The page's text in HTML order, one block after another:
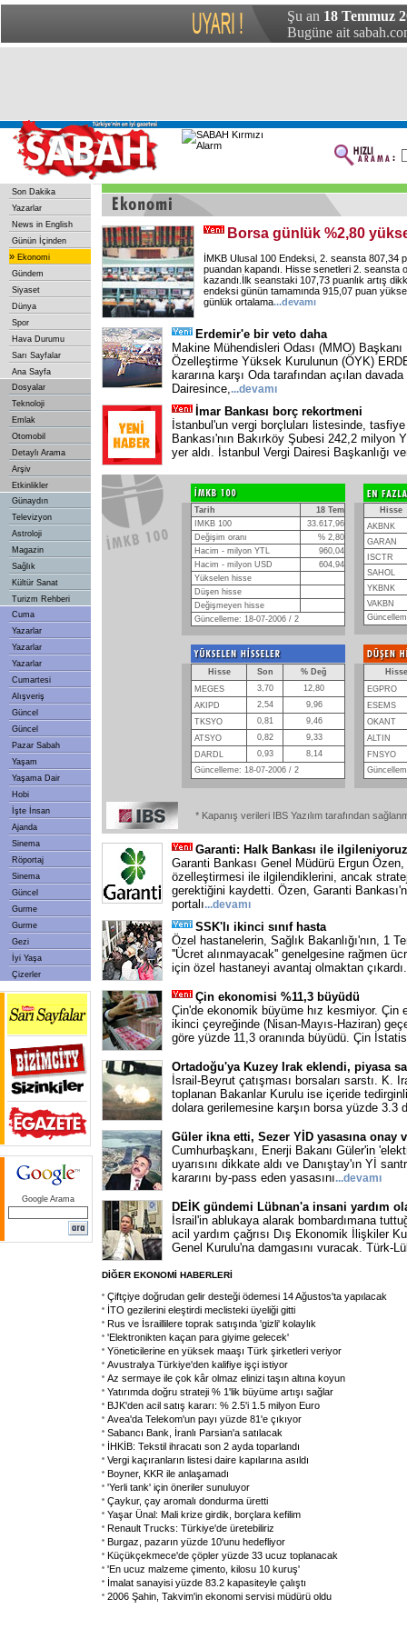
Şu an 18 Temmuz
Bugüne ait
Son Dakika
Yazarlar
News in English
Günün İçinden
» Ekonomi
Gündem
Siyaset
Dünya
Spor
Hava Durumu
Sarı Sayfalar
Ana Sayfa
Dosyalar
Teknoloji
Emlak
Otomobil
Detaylı Arama
Arşiv
Etkinlikler
Günaydın
Televizyon
Astroloji
Magazin
Sağlık
Kültür Sanat
Turizm Rehberi
Cuma
Yazarlar
Yazarlar
Yazarlar
Cumartesi
Alışveriş
Güncel
Güncel
Pazar Sabah
Yaşam
Yaşama Dair
Hobi
İşte İnsan
Ajanda
Sinema
Röportaj
Sinema
Güncel
Gurme
Gurme
Gezi
İyi Yaşa
Çizerler
Google Arama
Borsa günlük %2,80
İMKB Ulusal 100 Endeksi, 2. seansta 807,34
puandan kapandı. Hisse senetleri 2. seansta
kazandı.İlk seanstaki 107,73 puanlık artış
endeksi günün tamamında 915,07 puan
günlük ortalama...devamı
Erdemir'e bir veto daha
Makine Mühendisleri Odası (MMO)
Özelleştirme Yüksek Kurulunun (ÖYK)
kararına karşı Oda tarafından açılan
Dairesince,...devamı
İmar Bankası borç rekortmeni
İstanbul'un vergi borçluları listesinde,
Bankası'nın Bakırköy Şubesi 242,2 milyon
yer aldı. İstanbul Vergi Dairesi Başkanlığı
Tarih
18 Tem
IMKB 100
33.617,96
Değişim oranı
% 2,80
Hacim - milyon YTL
960,04
Hacim - milyon USD
604,94
Yükselen hisse
Düşen hisse
Değişmeyen hisse
Güncelleme: 18-07-2006 / 2
Hisse
AKBNK
GARAN
ISCTR
SAHOL
YKBNK
VAKBN
Hisse Son
% Değ
MEGES
3,70
12,80
AKIPD
2,54
9,96
TKSYO
0,81
9,46
ATSYO
0,82
9,33
DARDL
0,93
8,14
Güncelleme: 18-07-2006 / 2
Hisse
EGPRO
ESEMS
OKANT
ALTIN
FNSYO
* Kapanış verileri IBS Yazılım tarafından
Garanti: Halk Bankası ile ilgileniyoruz
Garanti Bankası Genel Müdürü Ergun
özelleştirmesi ile ilgilendiklerini, ancak
gerektiğini kaydetti. Özen, Garanti
portalı...devamı
SSK'lı ikinci sınıf hasta
Özel hastanelerin, Sağlık Bakanlığı'nın, 1
''Ücret alınmayacak'' genelgesine rağmen
için özel hastaneyi avantaj olmaktan
Çin ekonomisi %11,3 büyüdü
Çin'de ekonomik büyüme hız kesmiyor. Çin
ikinci çeyreğinde (Nisan-Mayıs-Haziran)
göre yüzde 11,3 oranında büyüdü. Çin
Ortadoğu'ya Kuzey Irak eklendi, piyasa
İsrail-Beyrut çatışması borsaları sarstı. K.
toplanan Bakanlar Kurulu ise içeride
dolara gerilemesine karşın borsa yüzde 3.3
Güler ikna etti, Sezer YİD yasasına onay
Cumhurbaşkanı, Enerji Bakanı Güler'in
uyarısını dikkate aldı ve Danıştay'ın Yİ
kararını by-pass eden yasasını...devamı
DEİK gündemi Lübnan'a insani yardım
İsrail'in ablukaya alarak bombardımana
acil yardım çağrısı Dış Ekonomik İlişkiler
Genel Kurulu'na damgasını vuracak. Türk-
DİĞER EKONOMİ HABERLERİ
Çiftçiye doğrudan gelir desteği ödemesi 14 Ağustos'ta yapılacak
İTO gezilerini eleştirdi meclisteki üyeliği gitti
Rus ve İsraillilere toprak satışında 'gizli' kolaylık
'Elektronikten kaçan para giyime gelecek'
Yöneticilerine en yüksek maaşı Türk şirketleri veriyor
Avustralya Türkiye'den kalifiye işçi istiyor
Az sermaye ile çok kâr olmaz elinizi taşın altına koyun
Yatırımda doğru strateji % 1'lik büyüme artışı sağlar
BJK'den acil satış kararı: % 2.5'i 1.5 milyon Euro
Avea'da Telekom'un payı yüzde 81'e çıkıyor
Sabancı Bank, İranlı Parsian'a satılacak
İHKİB: Tekstil ihracatı son 2 ayda toparlandı
Vergi kaçıranların listesi daire kapılarına asıldı
Boyner, KKR ile anlaşamadı
'Yerli tank' için öneriler sunuluyor
Çaykur, çay aromalı dondurma üretti
Yaşar Ünal: Mali krize girdik, borçlara kefilim
Renault Trucks: Türkiye'de üretebiliriz
Burgaz, pazarın yüzde 10'unu hedefliyor
Küçükçekmece'de çöpler yüzde 33 ucuz toplanacak
'En ucuz malzeme çimento, kilosu 10 kuruş'
İmalat sanayisi yüzde 83.2 kapasiteyle çalıştı
2006 Şahin, Takvim'in ekonomi servisi müdürü oldu